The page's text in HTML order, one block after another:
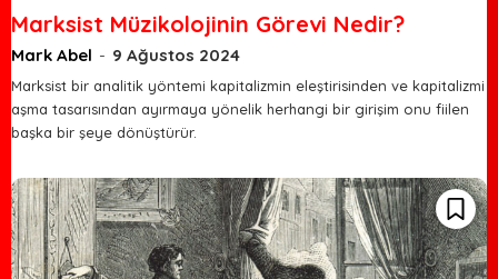
Marksist Müzikolojinin Görevi Nedir?
Mark Abel - 9 Ağustos 2024
Marksist bir analitik yöntemi kapitalizmin eleştirisinden ve kapitalizmi
aşma tasarısından ayırmaya yönelik herhangi bir girişim onu fiilen
başka bir şeye dönüştürür.